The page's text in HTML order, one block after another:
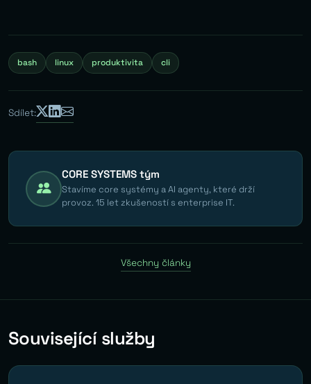
bash linux produktivita cli
Sdílet:
CORE SYSTEMS tým
Stavíme core systémy a AI agenty, které drží
provoz. 15 let zkušeností s enterprise IT.
Všechny články
Související služby